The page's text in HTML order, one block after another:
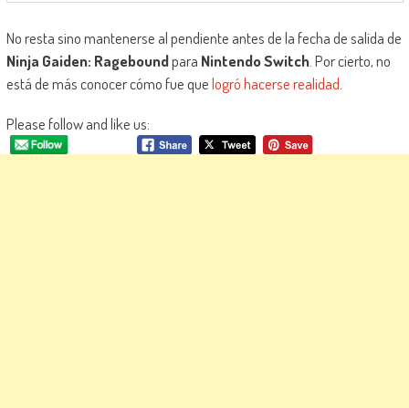
No resta sino mantenerse al pendiente antes de la fecha de salida de
Ninja Gaiden: Rageboundpara Nintendo Switch. Por cierto, no
está de más conocer cómo fue quelogró hacerse realidad
Please follow and like us: